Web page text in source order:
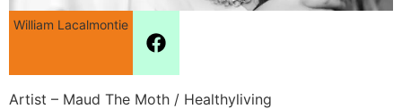
William Lacalmontie
Artist – Maud The Moth / Healthyliving